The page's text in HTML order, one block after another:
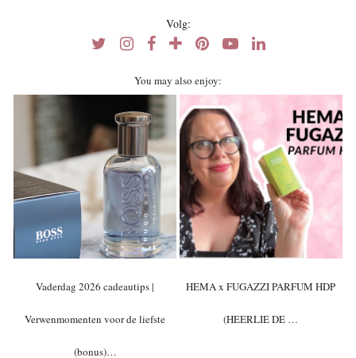
Volg:
You may also enjoy:
Vaderdag 2026 cadeautips |
Verwenmomenten voor de liefste
(bonus)…
HEMA x FUGAZZI PARFUM HDP
(HEERLIE DE …